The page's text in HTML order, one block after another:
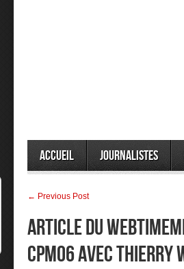
Accueil Journalistes
← Previous Post
Article du
CPM06 avec Thierry